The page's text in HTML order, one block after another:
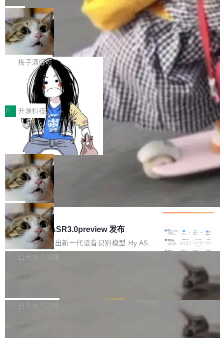
可控性和代码质量提出了更高要求。 首先是数据
安全与合规要求。对于大多数普通研发场景，公
有云模型能够满足快速试用和效率提升的需求。
但对于金融、能源、医疗等对数据安全要求较...
各业的Agent走向规模化建设，算力构成形态逐
渐丰富，用户关注的重点也在发生变化：不只是
让AI用起来，还要进一步看清混合算力时代下，
Token花在哪里、算力是否被充分利用，以及持
续增长的AI成本该如何优化。 深信服AI算力网关
正是围绕这些实际问题，从Token治理和成本治
理两个方面，让用户的每一份算力都看得清、管
得住、用得稳、省得下、更安全！ 一、从现在开
始，Token使用一目...
Bigtable 作者之一。TensorFlow 的作者之一。
Gemini 的架构师。Google 首席科学家。 Jeff D
ean 在 Google 工作了 27 年后，宣布离职。 他
不是一个人走。一同离开的还有 Sanjay Ghema
wat（Google 员工编号 23，Jeff Dean 二十多
年的编程搭档，MapReduce 和 Bigtable 的共同
作者）、Quoc Le（Google 大脑核心成员，Se
q2Seq 和 DocAI 的共同发明人）以及 Oriol Vin
yals（Gemini 联合负责人，AlphaSta...
局
🔥 SolonCode v2026.8.4 发布：界面
字体可调、22 种语言、记忆搜索增强
打开终端就能上岗的全中文编码智能体，这一轮
把「看得清、用母语、记得住」三件事一次补
齐。 SolonCode 是什么 SolonCode 是杭州无
耳科技研发的企业级终端编码智能体——一位全
中文驱动的数字员工，自主理解需求、规划步
骤、编写代码。不挑模型、不挑平台，curl 一行
装完即用。 开源地址：Gitee · GitCode · GitHu
b 安装 支持 Java 8+（8~26）、macOS / Linu
x / Windows / Harmony PC。 # macOS / Linu
x / Harmony PC curl -fsSL https://solon.noea
r.org/solon...
梅子酒好吃
让“代码语义理解”深度释放AI Coding
价值潜能：华为云码道（CodeArts）
代码仓技术解析
一、代码仓深度理解技术的作用与价值 在软件工
程实践中，代码仓是企业核心知识资产的主要载
体。企业级代码仓库通常包含数十万乃至数百万
个文件，其规模远超单次模型调用可承载的上下
文窗口。随着项目规模的持续扩张与代码历史的
不断累积，代码仓中的模块关系、接口契约、业
务逻辑等关键信息往往分散于数十乃至数百个文
件之中，形成高度复杂的知识关联网络。传统的
代码检索手段（如关键词匹配、目录遍历）仅能
在语法层面完成文本定位，难以触及代码的语义
内涵与结构关联，导致开发者使用代码智能体在
理解大规模代码仓时面临显著"代码仓理解"瓶
颈。 代码仓深度理解服务（以下简称" CodeBas
e深度理解服务"）是华为云码道（CodeA...
开 开源科技
一条“删库”命令跑 17 小时，算法工程
师删光 89TB 数据只为干私活
最高人民检察院8月4日公布了一起案件：北京一
名90后算法工程师王某，为了给自己接的私活腾
服务器空间，删光了公司AI游戏部门的全部核心
数据。 王某2024年1月入职东城区某科技公司AI
短剧部门，有互联网大厂背景。在公司内部架构
调整期间，部门三次通知全员将数据从A集群迁
移到B集群，王某都回复了"收到"。 他没有迁移
数据。2024年9月3日下午4点，他使用此前登录
的账号密码进入A集群，输入了一条被程序员圈
称为"删库跑路"的命令——最高管理员权限、无
自研的多个文生3D和...
局
Cloudflare 分享推理优化实践：KV ca
che 量化 + 权重压缩，吞吐量提升 4
1%，成本降 30%
Kimi 和 GLM 是当前最强的大模型系列之一，但
它们有一个共同的问题：太吃显存了。月之暗面
的 Kimi K 系列和智谱的 GLM 都是长上下文、M
oE 架构的大模型，好用到让人上瘾，但 GPU 显
存永远不够用。 Cloudflare 的 Workers AI 团队
一直在跑这些模型的推理。他们在官方博客上发
整性保护。效果是：吞吐量提升 41%，每 token
局
腾讯混元 Hy ASR3.0preview 发布
腾讯混元正式推出新一代语音识别模型 Hy ASR
3.0preview。基于最新一代大语言模型 Hy3 的
让语音识别不再只是听清，而是真正听懂。通过
白开水不加糖
新和少量网页兼容性修复版本。 Changes/fixe
白开水不加糖